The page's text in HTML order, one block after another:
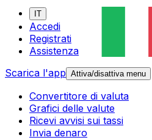
IT
Accedi
Registrati
Assistenza
Scarica l'app Attiva/disattiva menu
Convertitore di valuta
Grafici delle valute
Ricevi avvisi sui tassi
Invia denaro